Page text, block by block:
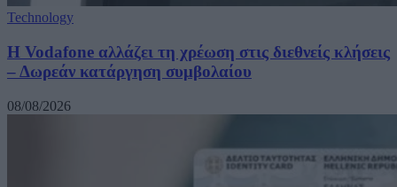
Technology
Η Vodafone αλλάζει τη χρέωση στις διεθνείς κλήσεις
– Δωρεάν κατάργηση συμβολαίου
08/08/2026